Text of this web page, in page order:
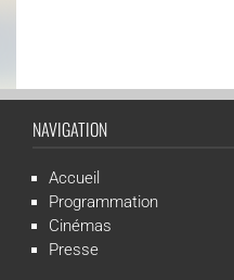
NAVIGATION
Accueil
Programmation
Cinémas
Presse